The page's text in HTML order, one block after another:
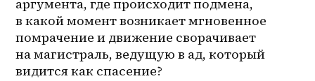
аргумента, где происходит подмена,
в какой момент возникает мгновенное
помрачение и движение сворачивает
на магистраль, ведущую в ад, который
видится как спасение?